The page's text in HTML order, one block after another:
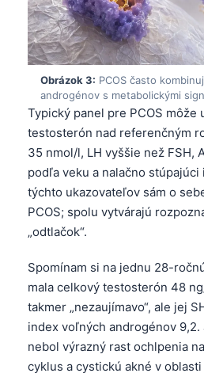
Obrázok 3: PCOS často
androgénov s metabolickými
Typický panel pre PCOS môže
testosterón nad referenčným
35 nmol/l, LH vyššie než FSH,
podľa veku a nalačno stúpajúci
týchto ukazovateľov sám o
PCOS; spolu vytvárajú
„odtlačok“.
Spomínam si na jednu 28-
mala celkový testosterón 48
takmer „nezaujímavo“, ale jej
index voľných androgénov
nebol výrazný rast ochlpenia
cyklus a cystickú akné v